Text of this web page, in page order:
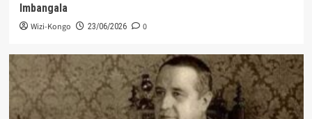
Imbangala
Wizi-Kongo 23/06/2026 0